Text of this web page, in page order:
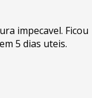
impecavel. Ficou
5 dias uteis.